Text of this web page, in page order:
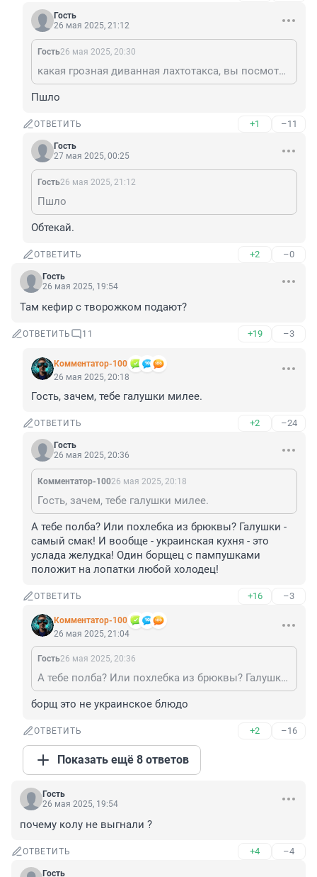
Гость
26 мая 2025, 21:12
Гость26 мая 2025, 20:30
какая грозная диванная лахтотакса, вы посмотрите
Пшло
ОТВЕТИТЬ +1 –11
Гость
27 мая 2025, 00:25
Гость26 мая 2025, 21:12
Пшло
Обтекай.
ОТВЕТИТЬ +2 –0
Гость
26 мая 2025, 19:54
Там кефир с творожком подают?
ОТВЕТИТЬ 11 +19 –3
Комментатор-100
26 мая 2025, 20:18
Гость, зачем, тебе галушки милее.
ОТВЕТИТЬ +2 –24
Гость
26 мая 2025, 20:36
Комментатор-10026 мая 2025, 20:18
Гость, зачем, тебе галушки милее.
А тебе полба? Или похлебка из брюквы? Галушки -
самый смак! И вообще - украинская кухня - это
услада желудка! Один борщец с пампушками
положит на лопатки любой холодец!
ОТВЕТИТЬ +16 –3
Комментатор-100
26 мая 2025, 21:04
Гость26 мая 2025, 20:36
А тебе полба? Или похлебка из брюквы? Галушки - самый смак! И вообще - украинская кухня - это услада желудка! Один борщец с пампушками положит на лопатки любой холодец!
борщ это не украинское блюдо
ОТВЕТИТЬ +2 –16
Показать ещё 8 ответов
Гость
26 мая 2025, 19:54
почему колу не выгнали ?
ОТВЕТИТЬ +4 –4
Гость